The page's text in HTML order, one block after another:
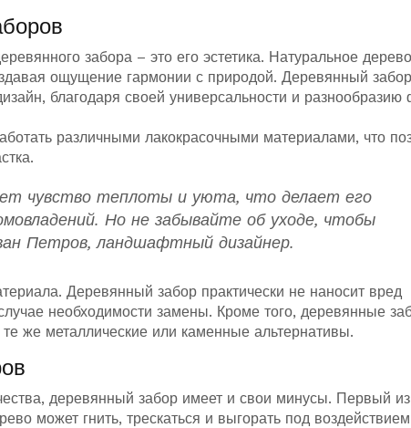
забора – это его эстетика. Натуральное дерево
ощущение гармонии с природой. Деревянный
благодаря своей универсальности и разнообразию
различными лакокрасочными материалами, что
чувство теплоты и уюта, что делает его
Но не забывайте об уходе, чтобы
Петров, ландшафтный дизайнер.
Деревянный забор практически не наносит вред
необходимости замены. Кроме того, деревянные
же металлические или каменные альтернативы.
деревянный забор имеет и свои минусы. Первый
может гнить, трескаться и выгорать под воздействием